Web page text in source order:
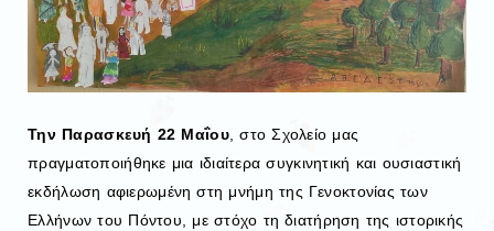
Την Παρασκευή 22 Μαΐου, στο Σχολείο μας
πραγματοποιήθηκε μια ιδιαίτερα συγκινητική και ουσιαστική
εκδήλωση αφιερωμένη στη μνήμη της Γενοκτονίας των
Ελλήνων του Πόντου, με στόχο τη διατήρηση της ιστορικής